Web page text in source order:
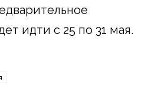
идти с 25 по 31 мая.